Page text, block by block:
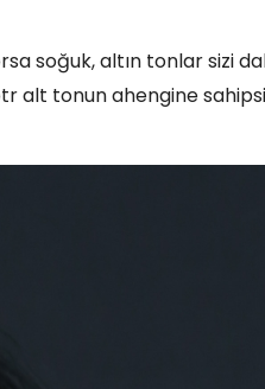
soğuk, altın tonlar sizi
alt tonun ahengine